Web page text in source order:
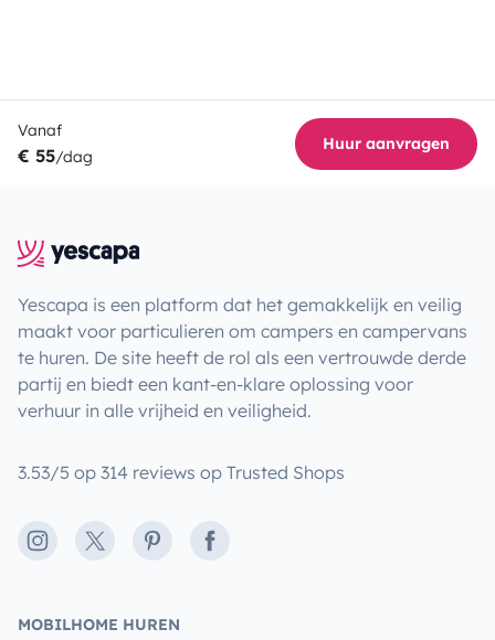
Vanaf
€ 55/dag
Huur aanvragen
Yescapa is een platform dat het gemakkelijk en veilig
maakt voor particulieren om campers en campervans
te huren. De site heeft de rol als een vertrouwde derde
partij en biedt een kant-en-klare oplossing voor
verhuur in alle vrijheid en veiligheid.
3.53/5 op 314 reviews op Trusted Shops
Instagram
X PinterestFacebook
MOBILHOME HUREN